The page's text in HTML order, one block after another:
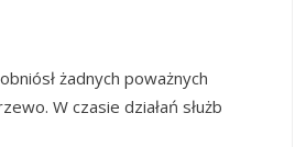
żadnych poważnych
W czasie działań służb